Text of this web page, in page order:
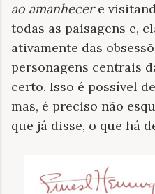
ao amanhecere
todas as paisagens e,
ativamente das
personagens centrais
certo. Isso é possível
mas, é preciso não
que já disse, o que há